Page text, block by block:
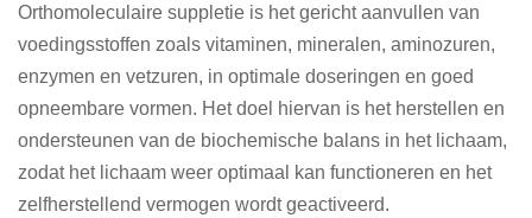
Orthomoleculaire suppletie is het gericht aanvullen van
voedingsstoffen zoals vitaminen, mineralen, aminozuren,
enzymen en vetzuren, in optimale doseringen en goed
opneembare vormen. Het doel hiervan is het herstellen en
ondersteunen van de biochemische balans in het lichaam,
zodat het lichaam weer optimaal kan functioneren en het
zelfherstellend vermogen wordt geactiveerd.